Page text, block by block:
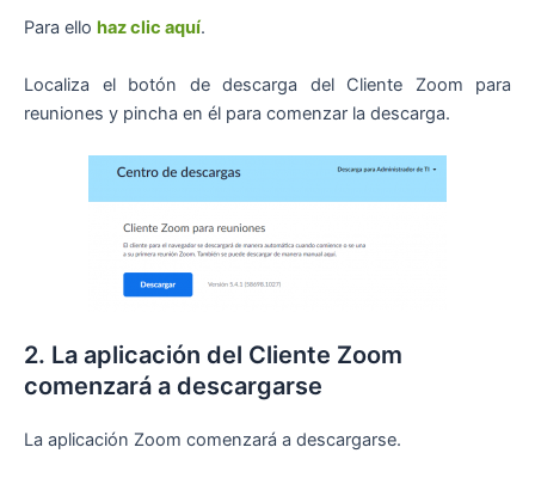
Para ello haz clic aquí.
Localiza el botón de descarga del Cliente Zoom para
reuniones y pincha en él para comenzar la descarga.
2. La aplicación del Cliente Zoom
comenzará a descargarse
La aplicación Zoom comenzará a descargarse.